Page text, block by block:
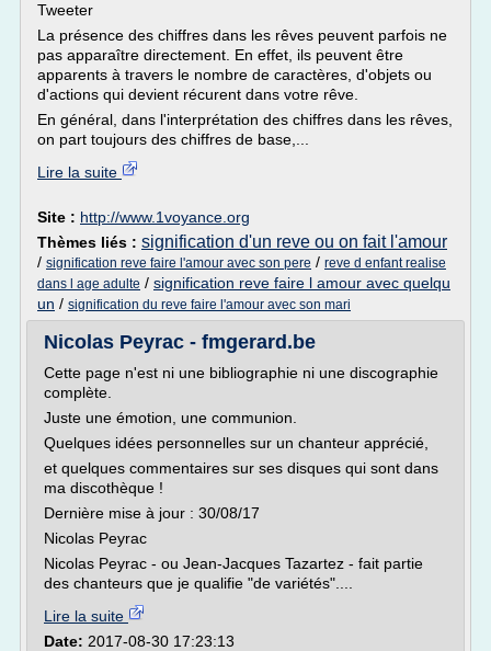
Tweeter
La présence des chiffres dans les rêves peuvent parfois ne
pas apparaître directement. En effet, ils peuvent être
apparents à travers le nombre de caractères, d'objets ou
d'actions qui devient récurent dans votre rêve.
En général, dans l'interprétation des chiffres dans les rêves,
on part toujours des chiffres de base,...
Lire la suite
Site : http://www.1voyance.org
Thèmes liés : signification d'un reve ou on fait l'amour
/ signification reve faire l'amour avec son pere / reve d enfant realise
dans l age adulte / signification reve faire l amour avec quelqu
un / signification du reve faire l'amour avec son mari
Nicolas Peyrac - fmgerard.be
Cette page n'est ni une bibliographie ni une discographie
complète.
Juste une émotion, une communion.
Quelques idées personnelles sur un chanteur apprécié,
et quelques commentaires sur ses disques qui sont dans
ma discothèque !
Dernière mise à jour : 30/08/17
Nicolas Peyrac
Nicolas Peyrac - ou Jean-Jacques Tazartez - fait partie
des chanteurs que je qualifie "de variétés"....
Lire la suite
Date: 2017-08-30 17:23:13